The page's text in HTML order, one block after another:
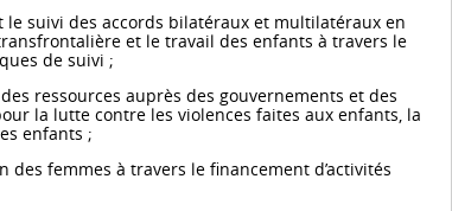
suivi des accords bilatéraux et multilatéraux en
et le travail des enfants à travers le
de suivi ;
ressources auprès des gouvernements et des
la lutte contre les violences faites aux enfants, la
enfants ;
femmes à travers le financement d’activités